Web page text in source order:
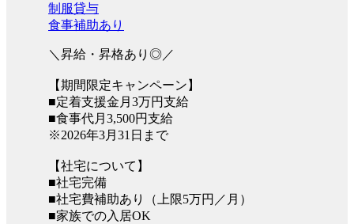
制服貸与
食事補助あり
＼昇給・昇格あり◎／
【期間限定キャンペーン】
■定着支援金月3万円支給
■食事代月3,500円支給
※2026年3月31日まで
【社宅について】
■社宅完備
■社宅費補助あり（上限5万円／月）
■家族での入居OK